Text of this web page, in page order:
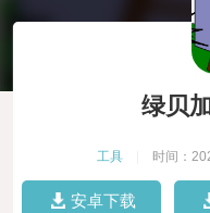
绿贝
工具 时间：
安卓下载